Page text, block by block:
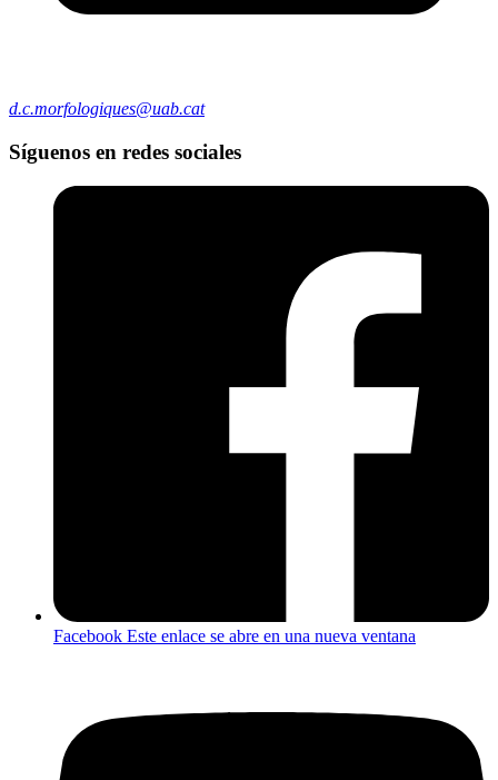
d.c.morfologiques@uab.cat
Síguenos en redes sociales
Facebook Este enlace se abre en una nueva ventana